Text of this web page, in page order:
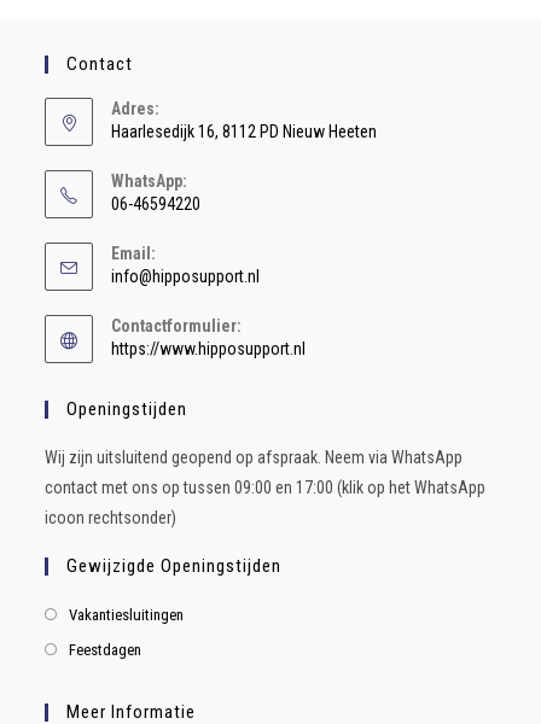
Contact
Adres:
Haarlesedijk 16, 8112 PD Nieuw Heeten
WhatsApp:
06-46594220
Email:
info@hipposupport.nl
Contactformulier:
https://www.hipposupport.nl
Openingstijden
Wij zijn uitsluitend geopend op afspraak. Neem via WhatsApp
contact met ons op tussen 09:00 en 17:00 (klik op het WhatsApp
icoon rechtsonder)
Gewijzigde Openingstijden
Vakantiesluitingen
Feestdagen
Meer Informatie